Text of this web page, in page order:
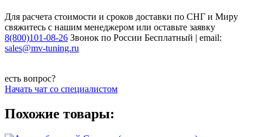
Для расчета стоимости и сроков доставки по СНГ и Миру
свяжитесь с нашим менеджером или оставьте заявку
8(800)101-08-26 Звонок по России Бесплатный | email:
sales@mv-tuning.ru
есть вопрос?
Начать чат со специалистом
Похожие товары: